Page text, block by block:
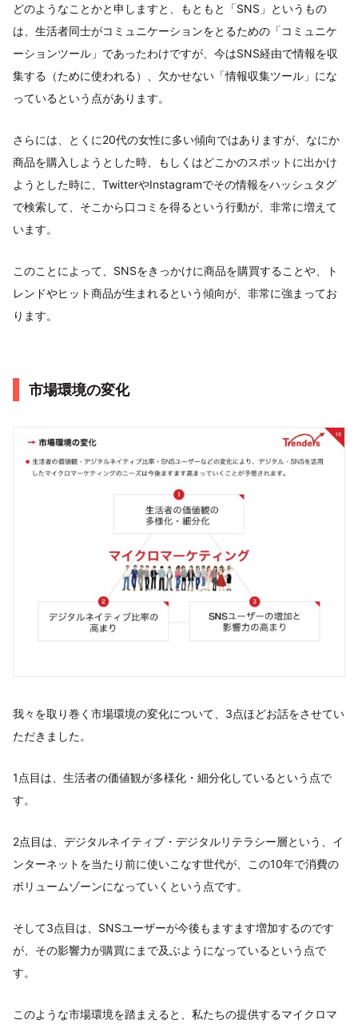
どのようなことかと申しますと、もともと「SNS」というもの
は、生活者同士がコミュニケーションをとるための「コミュニケ
ーションツール」であったわけですが、今はSNS経由で情報を収
集する（ために使われる）、欠かせない「情報収集ツール」にな
っているという点があります。
さらには、とくに20代の女性に多い傾向ではありますが、なにか
商品を購入しようとした時、もしくはどこかのスポットに出かけ
ようとした時に、TwitterやInstagramでその情報をハッシュタグ
で検索して、そこから口コミを得るという行動が、非常に増えて
います。
このことによって、SNSをきっかけに商品を購買することや、ト
レンドやヒット商品が生まれるという傾向が、非常に強まってお
ります。
市場環境の変化
我々を取り巻く市場環境の変化について、3点ほどお話をさせてい
ただきました。
1点目は、生活者の価値観が多様化・細分化しているという点で
す。
2点目は、デジタルネイティブ・デジタルリテラシー層という、イ
ンターネットを当たり前に使いこなす世代が、この10年で消費の
ボリュームゾーンになっていくという点です。
そして3点目は、SNSユーザーが今後もますます増加するのです
が、その影響力が購買にまで及ぶようになっているという点で
す。
このような市場環境を踏まえると、私たちの提供するマイクロマ